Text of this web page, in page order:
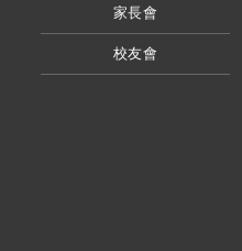
家長會
校友會